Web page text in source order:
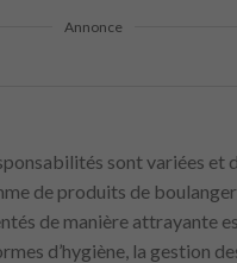
Annonce
sont variées et
de produits de
de manière attrayante
d’hygiène, la gestion